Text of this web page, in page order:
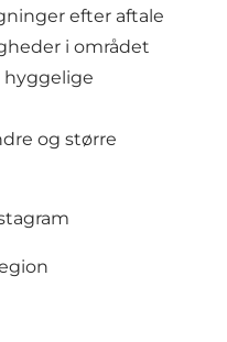
efter aftale
i området
hyggelige
og større